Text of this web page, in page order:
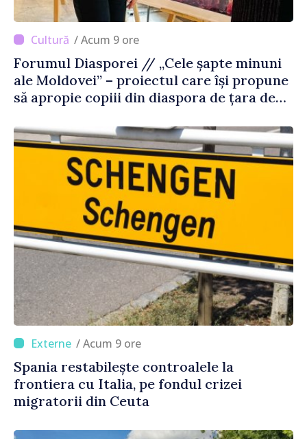
/ Acum 9 ore
Forumul Diasporei // „Cele șapte minuni
ale Moldovei” – proiectul care își propune
să apropie copiii din diaspora de țara de
/ Acum 9 ore
Spania restabilește controalele la
frontiera cu Italia, pe fondul crizei
migratorii din Ceuta